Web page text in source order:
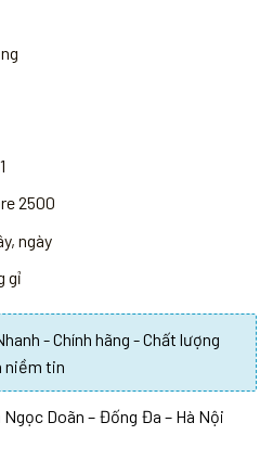
2500
ngày
gỉ
- Chính hãng - Chất lượng
niềm tin
Ngọc Doãn – Đống Đa – Hà Nội